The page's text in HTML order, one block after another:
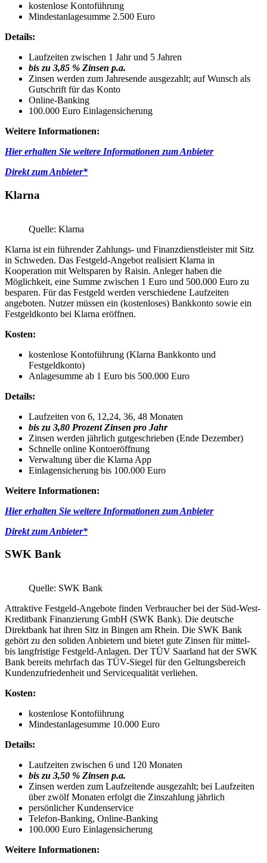
kostenlose Kontoführung
Mindestanlagesumme 2.500 Euro
Details:
Laufzeiten zwischen 1 Jahr und 5 Jahren
bis zu 3,85 % Zinsen p.a.
Zinsen werden zum Jahresende ausgezahlt; auf Wunsch als
Gutschrift für das Konto
Online-Banking
100.000 Euro Einlagensicherung
Weitere Informationen:
Hier erhalten Sie weitere Informationen zum Anbieter
Direkt zum Anbieter*
Klarna
Quelle: Klarna
Klarna ist ein führender Zahlungs- und Finanzdienstleister mit Sitz
in Schweden. Das Festgeld-Angebot realisiert Klarna in
Kooperation mit Weltsparen by Raisin. Anleger haben die
Möglichkeit, eine Summe zwischen 1 Euro und 500.000 Euro zu
besparen. Für das Festgeld werden verschiedene Laufzeiten
angeboten. Nutzer müssen ein (kostenloses) Bankkonto sowie ein
Festgeldkonto bei Klarna eröffnen.
Kosten:
kostenlose Kontoführung (Klarna Bankkonto und
Festgeldkonto)
Anlagesumme ab 1 Euro bis 500.000 Euro
Details:
Laufzeiten von 6, 12,24, 36, 48 Monaten
bis zu 3,80 Prozent Zinsen pro Jahr
Zinsen werden jährlich gutgeschrieben (Ende Dezember)
Schnelle online Kontoeröffnung
Verwaltung über die Klarna App
Einlagensicherung bis 100.000 Euro
Weitere Informationen:
Hier erhalten Sie weitere Informationen zum Anbieter
Direkt zum Anbieter*
SWK Bank
Quelle: SWK Bank
Attraktive Festgeld-Angebote finden Verbraucher bei der Süd-West-
Kreditbank Finanzierung GmbH (SWK Bank). Die deutsche
Direktbank hat ihren Sitz in Bingen am Rhein. Die SWK Bank
gehört zu den soliden Anbietern und bietet gute Zinsen für mittel-
bis langfristige Festgeld-Anlagen. Der TÜV Saarland hat der SWK
Bank bereits mehrfach das TÜV-Siegel für den Geltungsbereich
Kundenzufriedenheit und Servicequalität verliehen.
Kosten:
kostenlose Kontoführung
Mindestanlagesumme 10.000 Euro
Details:
Laufzeiten zwischen 6 und 120 Monaten
bis zu 3,50 % Zinsen p.a.
Zinsen werden zum Laufzeitende ausgezahlt; bei Laufzeiten
über zwölf Monaten erfolgt die Zinszahlung jährlich
persönlicher Kundenservice
Telefon-Banking, Online-Banking
100.000 Euro Einlagensicherung
Weitere Informationen: